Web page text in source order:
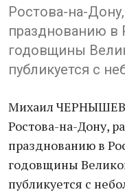
Ростова-на-
празднованию в
годовщины
публикуется с
Михаил ЧЕРНЫШЕВ,
Ростова-на-Дону,
празднованию в
годовщины
публикуется с